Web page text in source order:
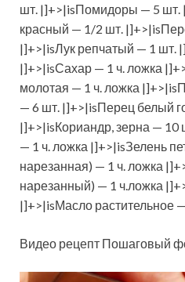
шт. |]+>|isПомидоры — 5 шт.
красный — 1/2 шт.
|]+>|isЛук репчатый — 1 шт.
|]+>|isСахар — 1 ч. ложка
молотая — 1 ч. ложка
— 6 шт. |]+>|isПерец белый
|]+>|isКориандр, зерна — 10
— 1 ч. ложка |]+>|isЗелень
нарезанная) — 1 ч. ложка
нарезанный) — 1 ч.ложка
|]+>|isМасло растительное
Видео рецепт Пошаговый